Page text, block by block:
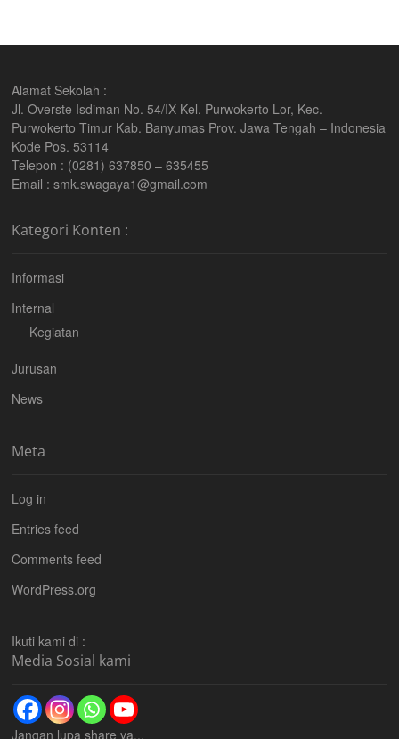
Alamat Sekolah :
Jl. Overste Isdiman No. 54/IX Kel. Purwokerto Lor, Kec.
Purwokerto Timur Kab. Banyumas Prov. Jawa Tengah – Indonesia
Kode Pos. 53114
Telepon : (0281) 637850 – 635455
Email : smk.swagaya1@gmail.com
Kategori Konten :
Informasi
Internal
Kegiatan
Jurusan
News
Meta
Log in
Entries feed
Comments feed
WordPress.org
Ikuti kami di :
Media Sosial kami
Jangan lupa share ya...